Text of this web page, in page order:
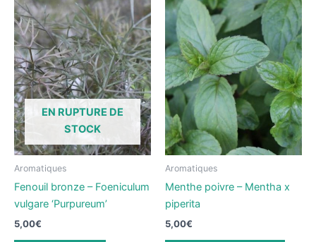
EN RUPTURE DE
STOCK
Aromatiques
Fenouil bronze – Foeniculum
vulgare ‘Purpureum’
5,00€
Aromatiques
Menthe poivre – Mentha x
piperita
5,00€